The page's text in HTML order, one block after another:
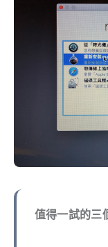
值得一試的三